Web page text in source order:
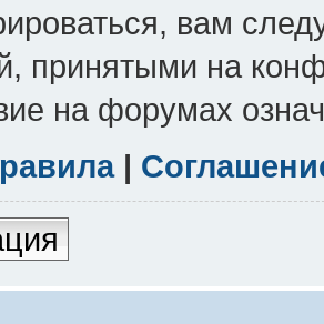
вам
принятыми на
на форумах
|